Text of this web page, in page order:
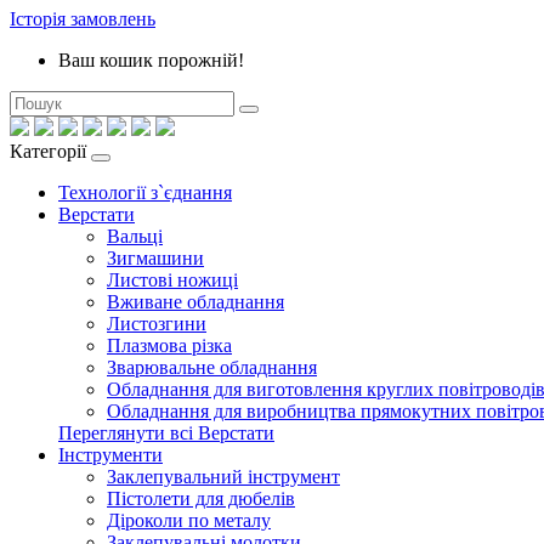
Історія замовлень
Ваш кошик порожній!
Категорії
Технології з`єднання
Верстати
Вальці
Зигмашини
Листові ножиці
Вживане обладнання
Листозгини
Плазмова різка
Зварювальне обладнання
Обладнання для виготовлення круглих повітроводів
Обладнання для виробництва прямокутних
Переглянути всі Верстати
Інструменти
Заклепувальний інструмент
Пістолети для дюбелів
Діроколи по металу